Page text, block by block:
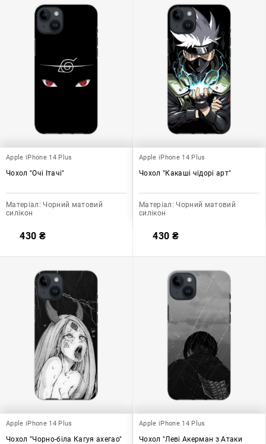
Apple iPhone 14 Plus
Чохол "Очі Ітачі"
Матеріал: Чорний матовий
силікон
430 ₴
Apple iPhone 14 Plus
Чохол "Какаші чідорі арт"
Матеріал: Чорний матовий
силікон
430 ₴
Apple iPhone 14 Plus
Чохол "Чорно-біла Кагуя ахегао"
Apple iPhone 14 Plus
Чохол "Леві Акерман з Атаки